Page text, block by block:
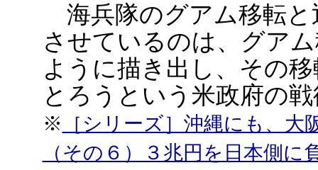
海兵隊のグアム移転と
させているのは、グア
ように描き出し、その
とろうという米政府の
※
［シリーズ］沖縄にも、
（その６）３兆円を日本側